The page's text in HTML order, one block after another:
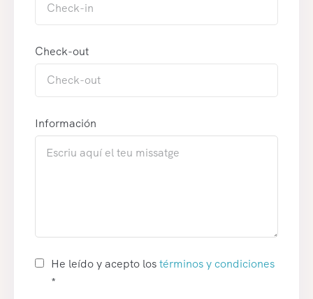
Check-out
Información
He leído y acepto lostérminos y condiciones
*